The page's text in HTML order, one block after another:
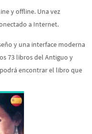
y offline. Una vez
a Internet.
y una interface moderna
73 libros del Antiguo y
encontrar el libro que